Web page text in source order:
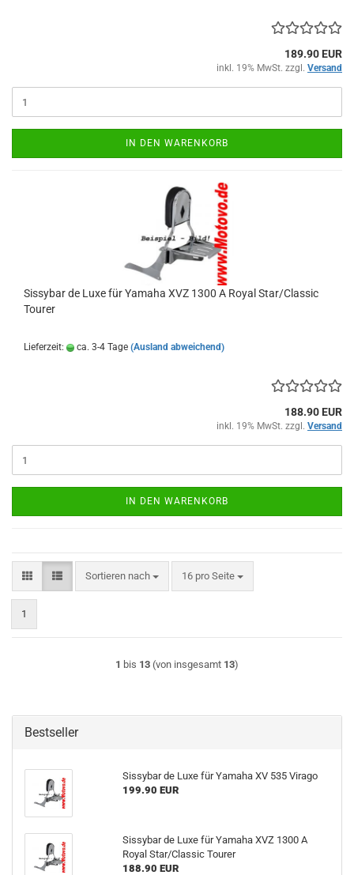
189.90 EUR
inkl. 19% MwSt. zzgl. Versand
IN DEN WARENKORB
Sissybar de Luxe für Yamaha XVZ 1300 A Royal Star/Classic
Tourer
Lieferzeit: ca. 3-4 Tage (Ausland abweichend)
188.90 EUR
inkl. 19% MwSt. zzgl. Versand
IN DEN WARENKORB
Sortieren nach
Sortieren nach 16 pro Seite
pro Seite
1
1 bis 13 (von insgesamt 13)
Bestseller
Sissybar de Luxe für Yamaha XV 535 Virago
199.90 EUR
Sissybar de Luxe für Yamaha XVZ 1300 A
Royal Star/Classic Tourer
188.90 EUR